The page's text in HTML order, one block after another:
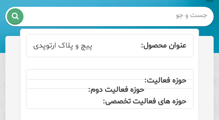

پیچ و پلاک ارتوپدی